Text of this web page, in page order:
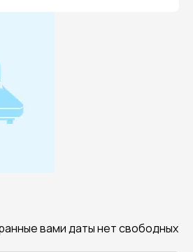
вами даты нет свободных